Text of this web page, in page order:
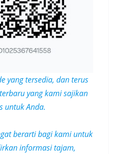
yang tersedia, dan terus
yang kami sajikan
untuk Anda.
berarti bagi kami untuk
informasi tajam,